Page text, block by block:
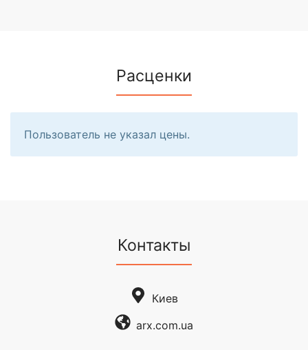
Расценки
Пользователь не указал цены.
Контакты
Киев
arx.com.ua